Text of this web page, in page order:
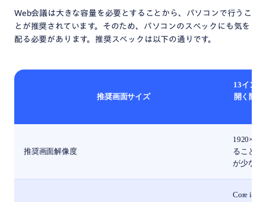
Web会議は大きな容量を必要とすることから、パソコンで行うこ
とが推奨されています。そのため、パソコンのスペックにも気を
配る必要があります。推奨スペックは以下の通りです。
推奨画面サイズ
13イン
開く際
推奨画面解像度
ることが
が少なく
Core i5